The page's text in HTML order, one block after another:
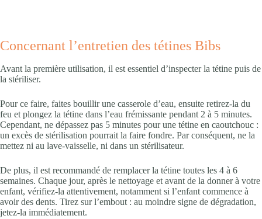
Concernant l’entretien des tétines Bibs
Avant la première utilisation, il est essentiel d’inspecter la tétine puis de
la stériliser.
Pour ce faire, faites bouillir une casserole d’eau, ensuite retirez-la du
feu et plongez la tétine dans l’eau frémissante pendant 2 à 5 minutes.
Cependant, ne dépassez pas 5 minutes pour une tétine en caoutchouc :
un excès de stérilisation pourrait la faire fondre. Par conséquent, ne la
mettez ni au lave-vaisselle, ni dans un stérilisateur.
De plus, il est recommandé de remplacer la tétine toutes les 4 à 6
semaines. Chaque jour, après le nettoyage et avant de la donner à votre
enfant, vérifiez-la attentivement, notamment si l’enfant commence à
avoir des dents. Tirez sur l’embout : au moindre signe de dégradation,
jetez-la immédiatement.